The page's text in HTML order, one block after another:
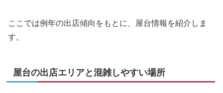
ここでは例年の出店傾向をもとに、屋台情報を紹介しま
す。
屋台の出店エリアと混雑しやすい場所